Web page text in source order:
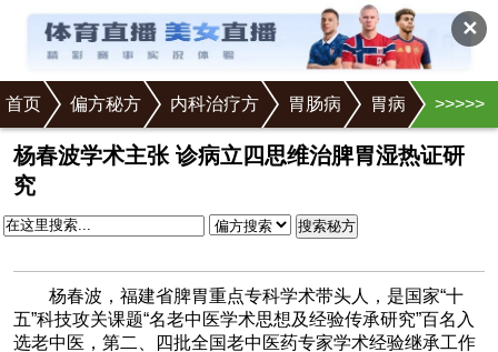
✕
首页 >
偏方秘方 >
内科治疗方 >
胃肠病 >
胃病 >
正文
杨春波学术主张 诊病立四思维治脾胃湿热证研
究
搜索秘方
杨春波，福建省脾胃重点专科学术带头人，是国家“十
五”科技攻关课题“名老中医学术思想及经验传承研究”百名入
选老中医，第二、四批全国老中医药专家学术经验继承工作